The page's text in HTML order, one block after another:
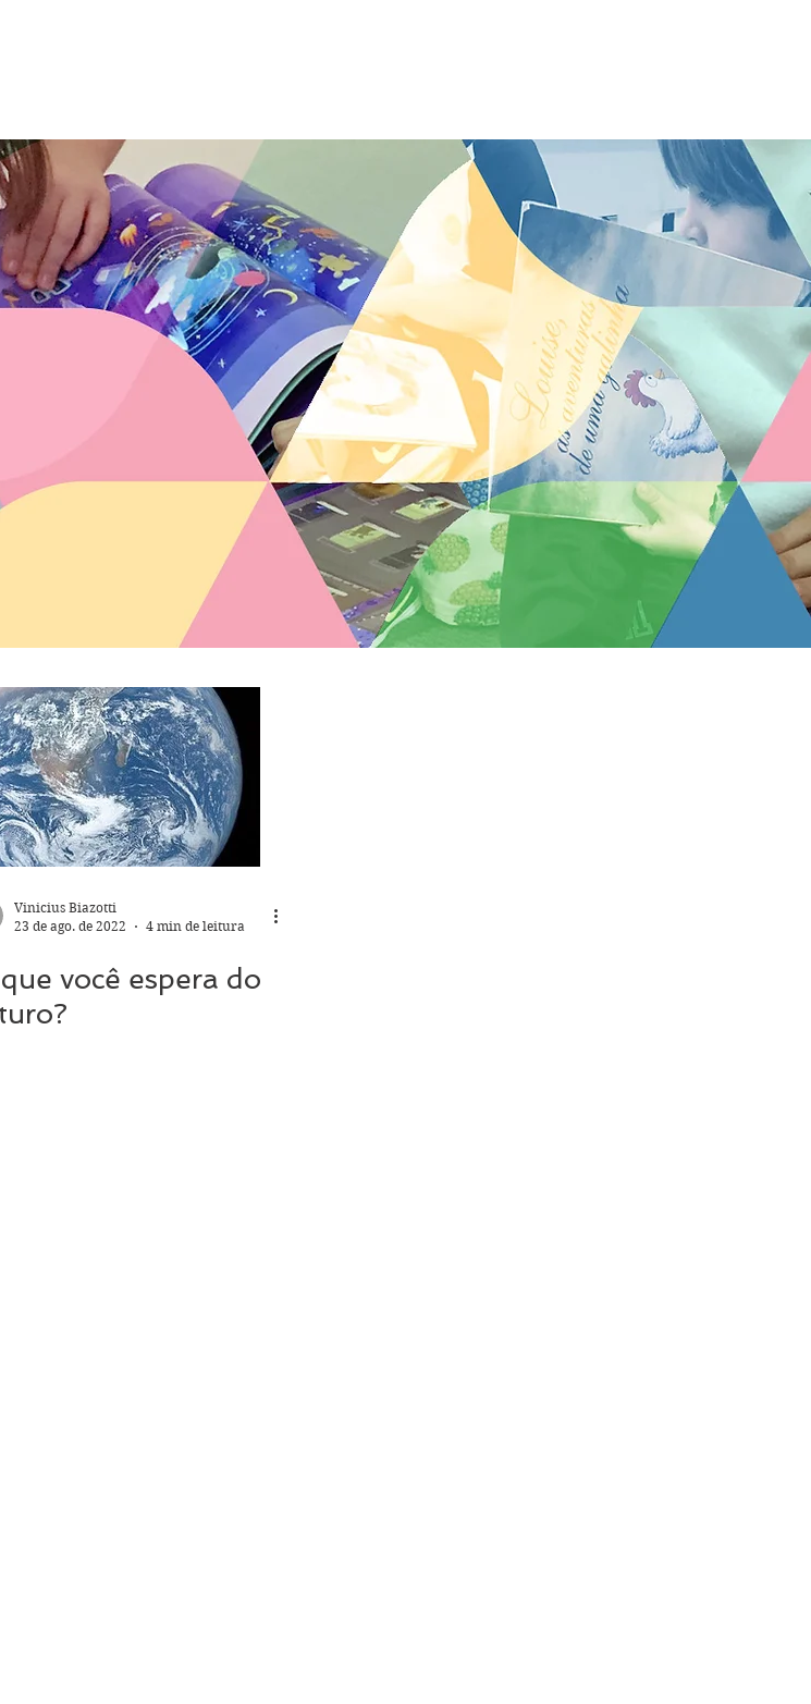
Vinicius Biazotti
23 de ago. de 2022
4 min de leitura
você espera do